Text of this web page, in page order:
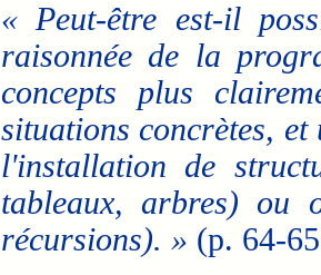
« Peut-être est-il
raisonnée de la
concepts plus
situations concrètes,
l'installation de
tableaux, arbres) ou
récursions). » (p. 64-